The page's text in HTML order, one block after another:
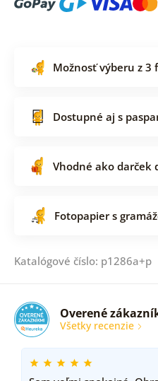
Možnosť výberu z 3
Dostupné aj s
Vhodné ako
Fotopapier s
Katalógové číslo: p1286a+p
Overené
Všetky recenzie